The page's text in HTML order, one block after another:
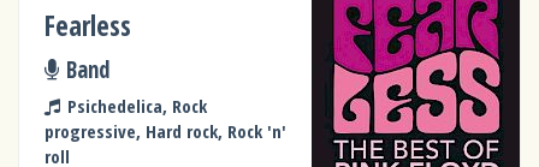
Fearless
Band
Psichedelica, Rock
progressive, Hard rock, Rock 'n'
roll